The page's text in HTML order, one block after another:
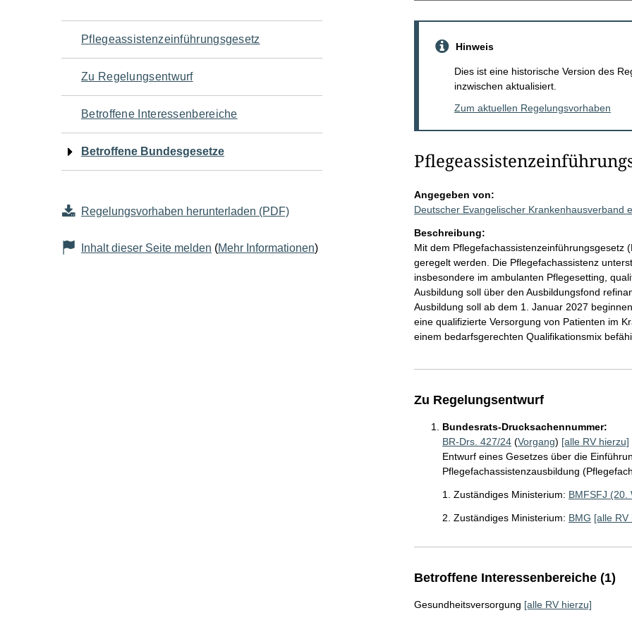
Navigation
für
den
Seiteninhalt
Pflegeassistenzeinführungsgesetz
Zu Regelungsentwurf
Betroffene Interessenbereiche
Betroffene Bundesgesetze
Regelungsvorhaben herunterladen (PDF)
Inhalt dieser Seite melden (Mehr Informationen)
Hinweis
Dies ist eine historische Version des
inzwischen aktualisiert.
Zum aktuellen Regelungsvorhaben
Angegeben von:
Deutscher Evangelischer Krankenhausverband
Beschreibung:
Mit dem Pflegefachassistenzeinführungsgesetz
geregelt werden. Die Pflegefachassistenz
insbesondere im ambulanten Pflegesetting,
Ausbildung soll über den Ausbildungsfond
Ausbildung soll ab dem 1. Januar 2027
eine qualifizierte Versorgung von Patienten im
einem bedarfsgerechten Qualifikationsmix
Zu Regelungsentwurf
Bundesrats-Drucksachennummer:
BR-Drs. 427/24(Vorgang) [alle RV hierzu]
Entwurf eines Gesetzes über die
Pflegefachassistenzausbildung
1. Zuständiges Ministerium: BMFSFJ (20.
2. Zuständiges Ministerium: BMG [alle RV
Betroffene Interessenbereiche (1)
Gesundheitsversorgung [alle RV hierzu]